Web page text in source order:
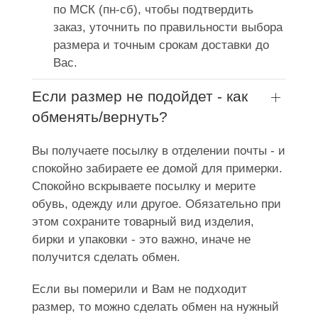
по МСК (пн-сб), чтобы подтвердить
заказ, уточнить по правильности выбора
размера и точным срокам доставки до
Вас.
Если размер не подойдет - как
обменять/вернуть?
Вы получаете посылку в отделении почты - и
спокойно забираете ее домой для примерки.
Спокойно вскрываете посылку и мерите
обувь, одежду или другое. Обязательно при
этом сохраните товарный вид изделия,
бирки и упаковки - это важно, иначе не
получится сделать обмен.
Если вы померили и Вам не подходит
размер, то можно сделать обмен на нужный